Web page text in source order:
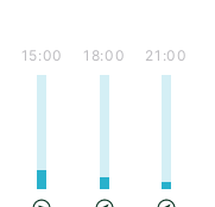
15:00 18:00 21:00